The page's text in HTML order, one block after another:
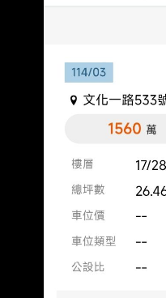
時候被酸合宜住
時不買現在去接
捷運 現在7字頭
說真的現在星巴
該沒有可以酸的
嗎？